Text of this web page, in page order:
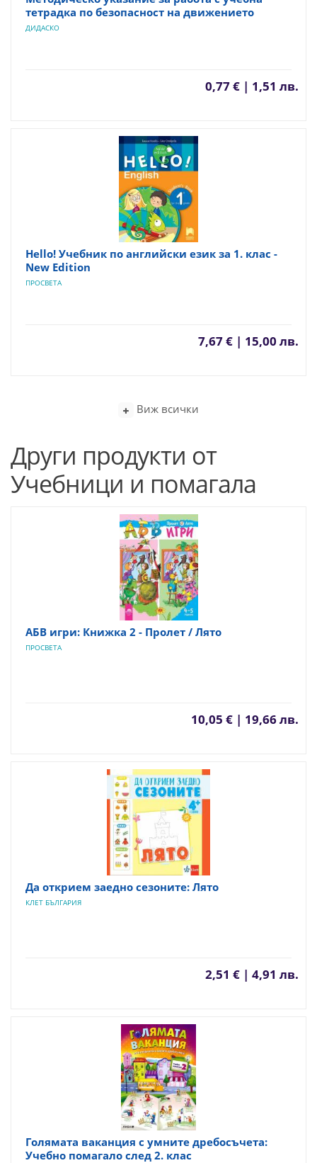
тетрадка по безопасност на движението
ДИДАСКО
0,77 € | 1,51 лв.
Hello! Учебник по английски език за 1. клас -
New Edition
ПРОСВЕТА
7,67 € | 15,00 лв.
Виж всички
Други продукти от
Учебници и помагала
АБВ игри: Книжка 2 - Пролет / Лято
ПРОСВЕТА
10,05 € | 19,66 лв.
Да открием заедно сезоните: Лято
КЛЕТ БЪЛГАРИЯ
2,51 € | 4,91 лв.
Голямата ваканция с умните дребосъчета:
Учебно помагало след 2. клас